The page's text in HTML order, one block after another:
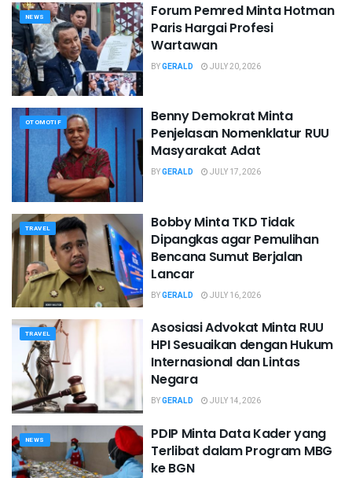
NEWS
Forum Pemred Minta Hotman
Paris Hargai Profesi
Wartawan
BYGERALD JULY 20, 2026
OTOMOTIF
Benny Demokrat Minta
Penjelasan Nomenklatur RUU
Masyarakat Adat
BYGERALD JULY 17, 2026
TRAVEL
Bobby Minta TKD Tidak
Dipangkas agar Pemulihan
Bencana Sumut Berjalan
Lancar
BYGERALD JULY 16, 2026
TRAVEL
Asosiasi Advokat Minta RUU
HPI Sesuaikan dengan Hukum
Internasional dan Lintas
Negara
BYGERALD JULY 14, 2026
NEWS
PDIP Minta Data Kader yang
Terlibat dalam Program MBG
ke BGN